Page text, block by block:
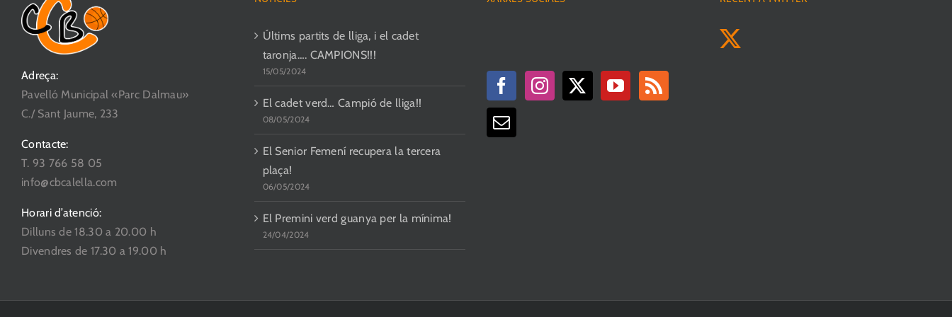
Adreça:
Pavelló Municipal «Parc Dalmau»
C./ Sant Jaume, 233
Contacte:
T. 93 766 58 05
info@cbcalella.com
Horari d’atenció:
Dilluns de 18.30 a 20.00 h
Divendres de 17.30 a 19.00 h
Últims partits de lliga, i el cadet
taronja…. CAMPIONS!!!
15/05/2024
El cadet verd… Campió de lliga!!
08/05/2024
El Senior Femení recupera la tercera
plaça!
06/05/2024
El Premini verd guanya per la mínima!
24/04/2024